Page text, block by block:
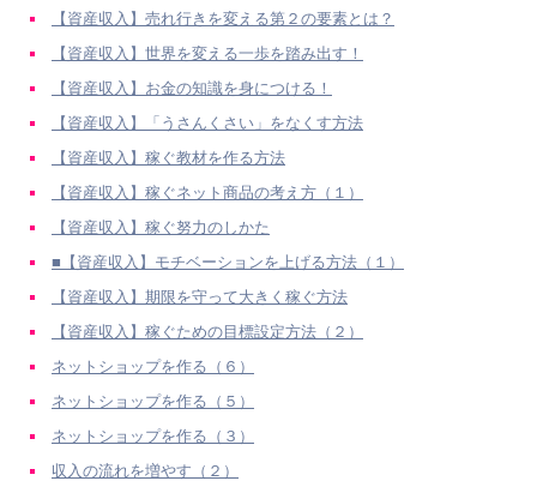
【資産収入】売れ行きを変える第２の要素とは？
【資産収入】世界を変える一歩を踏み出す！
【資産収入】お金の知識を身につける！
【資産収入】「うさんくさい」をなくす方法
【資産収入】稼ぐ教材を作る方法
【資産収入】稼ぐネット商品の考え方（１）
【資産収入】稼ぐ努力のしかた
■【資産収入】モチベーションを上げる方法（１）
【資産収入】期限を守って大きく稼ぐ方法
【資産収入】稼ぐための目標設定方法（２）
ネットショップを作る（６）
ネットショップを作る（５）
ネットショップを作る（３）
収入の流れを増やす（２）